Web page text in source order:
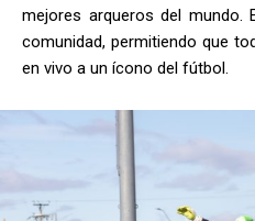
mejores arqueros del mundo.
comunidad, permitiendo que
en vivo a un ícono del fútbol.